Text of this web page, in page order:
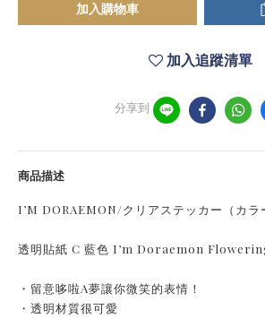
加入購物車
加入追蹤清單
分享到
商品描述
I’M DORAEMON/クリアステッカー（カラ
透明貼紙 C 藍色 I’m Doraemon
・留意哆啦A夢讓你微笑的表情！
・透明材質很可愛